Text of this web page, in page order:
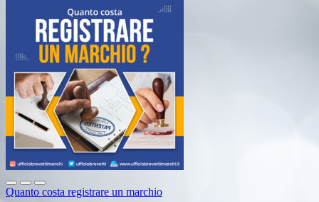
Quanto costa registrare un marchio